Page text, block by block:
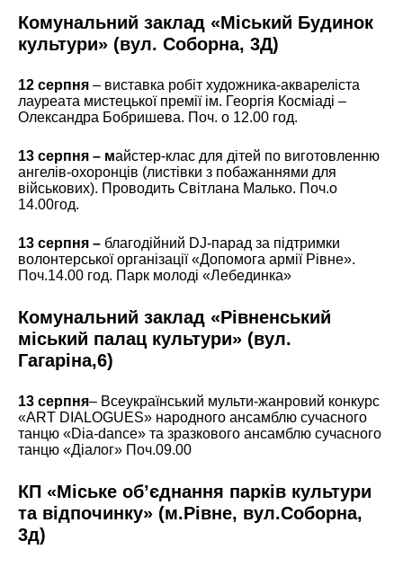
Комунальний заклад «Міський Будинок
культури» (вул. Соборна, 3Д)
12 серпня – виставка робіт художника-аквареліста
лауреата мистецької премії ім. Георгія Косміаді –
Олександра Бобришева. Поч. о 12.00 год.
13 серпня – майстер-клас для дітей по виготовленню
ангелів-охоронців (листівки з побажаннями для
військових). Проводить Світлана Малько. Поч.о
14.00год.
13 серпня – благодійний DJ-парад за підтримки
волонтерської організації «Допомога армії Рівне».
Поч.14.00 год. Парк молоді «Лебединка»
Комунальний заклад «Рівненський
міський палац культури» (вул.
Гагаріна,6)
13 серпня– Всеукраїнський мульти-жанровий конкурс
«АRT DIALOGUES» народного ансамблю сучасного
танцю «Dia-dance» та зразкового ансамблю сучасного
танцю «Діалог» Поч.09.00
КП «Міське об’єднання парків культури
та відпочинку» (м.Рівне, вул.Соборна,
3д)